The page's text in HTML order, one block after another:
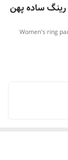
رینگ ساده پهن
Women's ring